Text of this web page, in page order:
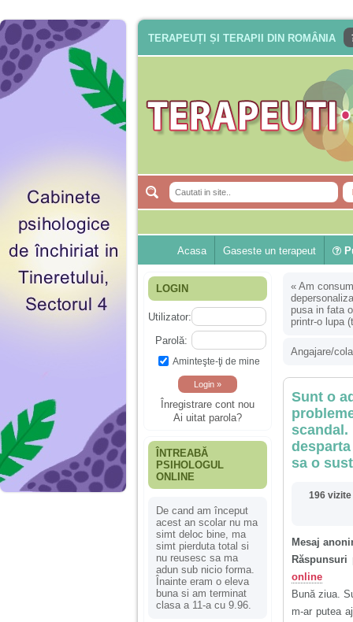
TERAPEUȚI ȘI TERAPII DIN ROMÂNIA
Acasa Gaseste un terapeut
LOGIN
Utilizator:
Parolă:
Aminteşte-ţi de mine
Înregistrare cont nou
Ai uitat parola?
ÎNTREABĂ
PSIHOLOGUL
ONLINE
De cand am început
acest an scolar nu ma
simt deloc bine, ma
simt pierduta total si
nu reusesc sa ma
adun sub nicio forma.
Înainte eram o eleva
buna si am terminat
clasa a 11-a cu 9.96.
« Am
pusa in fata
printr-o lupa
Angajare/
Sunt o
scandal.
sa o
196 vizite
Mesaj
online
Bună ziua.
m-ar putea